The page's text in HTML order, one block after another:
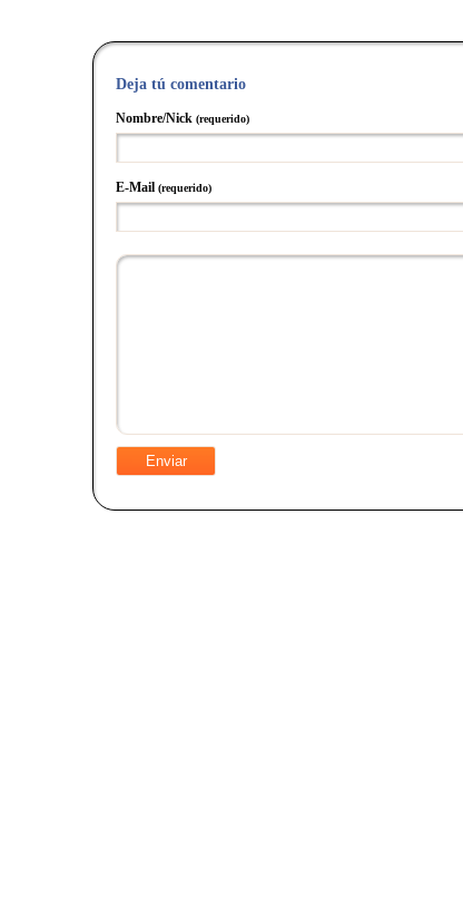
Deja tú comentario
Nombre/Nick (requerido)
E-Mail (requerido)